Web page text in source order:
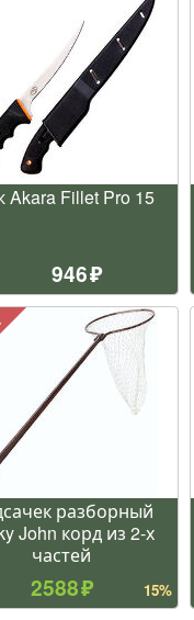
Fillet Pro 15
946
разборный
John корд из 2-х
частей
2588 15%